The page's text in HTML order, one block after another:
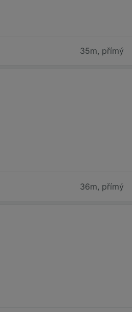
35m, přímý
36m, přímý